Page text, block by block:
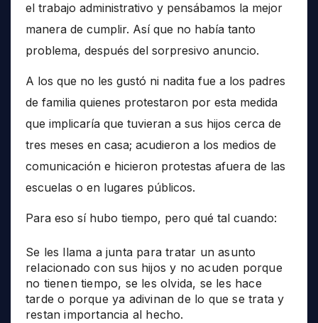
el trabajo administrativo y pensábamos la mejor
manera de cumplir. Así que no había tanto
problema, después del sorpresivo anuncio.
A los que no les gustó ni nadita fue a los padres
de familia quienes protestaron por esta medida
que implicaría que tuvieran a sus hijos cerca de
tres meses en casa; acudieron a los medios de
comunicación e hicieron protestas afuera de las
escuelas o en lugares públicos.
Para eso sí hubo tiempo, pero qué tal cuando:
Se les llama a junta para tratar un asunto
relacionado con sus hijos y no acuden porque
no tienen tiempo, se les olvida, se les hace
tarde o porque ya adivinan de lo que se trata y
restan importancia al hecho.